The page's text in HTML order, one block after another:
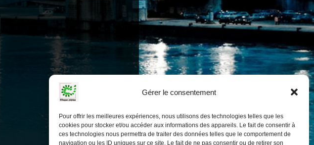
Gérer le consentement
Pour offrir les meilleures expériences, nous utilisons des technologies telles que les
cookies pour stocker et/ou accéder aux informations des appareils. Le fait de consentir à
ces technologies nous permettra de traiter des données telles que le comportement de
navigation ou les ID uniques sur ce site. Le fait de ne pas consentir ou de retirer son